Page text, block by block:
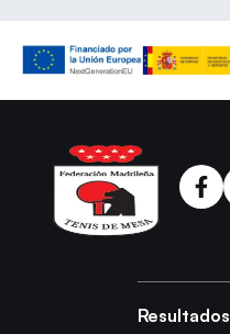
Resultados